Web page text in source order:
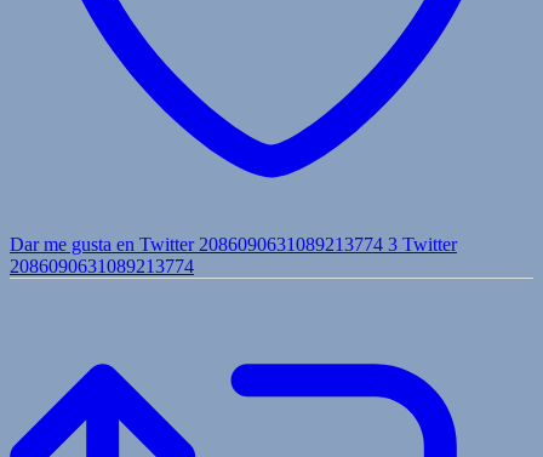
Dar me gusta en Twitter 2086090631089213774 3 Twitter
2086090631089213774